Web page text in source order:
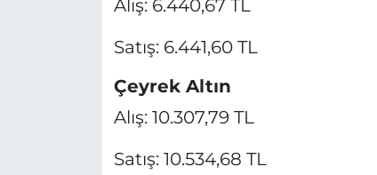
Alış: 6.440,67 TL
Satış: 6.441,60 TL
Çeyrek Altın
Alış: 10.307,79 TL
Satış: 10.534,68 TL